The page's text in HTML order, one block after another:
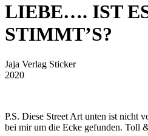
LIEBE…. IST
STIMMT’S?
Jaja Verlag Sticker
2020
P.S. Diese Street Art unten ist nicht
bei mir um die Ecke gefunden. Toll